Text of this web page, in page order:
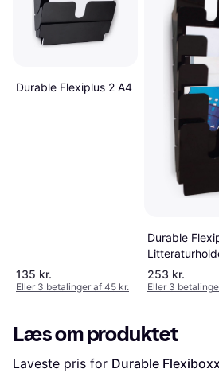
Durable Flexiplus 2 A4
135 kr.
Eller 3 betalinger af 45 kr.
Durable
Med 6 Bakker
253 kr.
Eller 3
Læs om produktet
Laveste pris for Durable